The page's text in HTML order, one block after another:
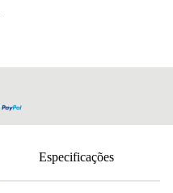
Especificações